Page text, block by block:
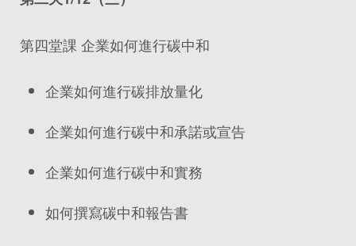
第四堂課 企業如何進行碳中和
企業如何進行碳排放量化
企業如何進行碳中和承諾或宣告
企業如何進行碳中和實務
如何撰寫碳中和報告書